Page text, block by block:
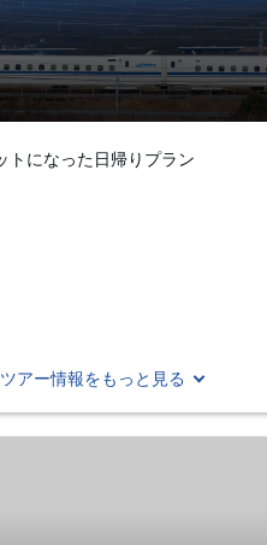
トになった日帰りプラン
ツアー情報をもっと見る